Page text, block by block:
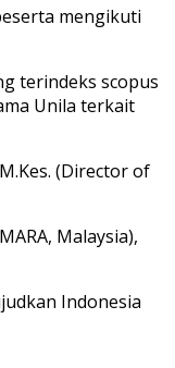
mengikuti
terindeks scopus
Unila terkait
(Director of
Malaysia),
Indonesia